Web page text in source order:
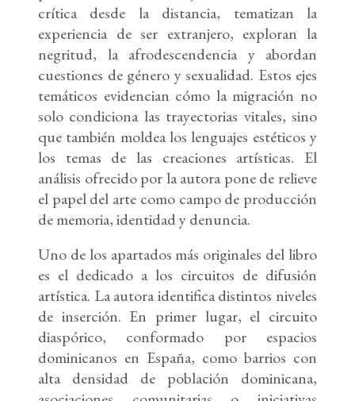
crítica desde la distancia, tematizan la
experiencia de ser extranjero, exploran la
negritud, la afrodescendencia y abordan
cuestiones de género y sexualidad. Estos ejes
temáticos evidencian cómo la migración no
solo condiciona las trayectorias vitales, sino
que también moldea los lenguajes estéticos y
los temas de las creaciones artísticas. El
análisis ofrecido por la autora pone de relieve
el papel del arte como campo de producción
de memoria, identidad y denuncia.
Uno de los apartados más originales del libro
es el dedicado a los circuitos de difusión
artística. La autora identifica distintos niveles
de inserción. En primer lugar, el circuito
diaspórico, conformado por espacios
dominicanos en España, como barrios con
alta densidad de población dominicana,